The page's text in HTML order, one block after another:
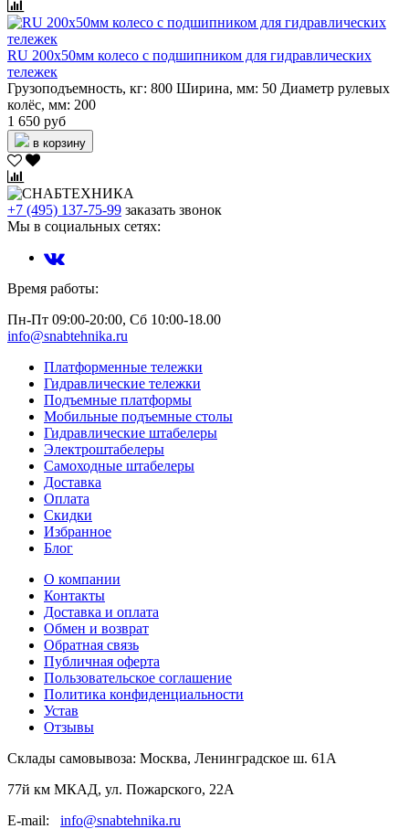
RU 200х50мм колесо с подшипником для гидравлических
тележек
Грузоподъемность, кг: 800 Ширина, мм: 50 Диаметр рулевых
колёс, мм: 200
1 650 руб
в корзину
+7 (495) 137-75-99 заказать звонок
Мы в социальных сетях:
Время работы:
Пн-Пт 09:00-20:00, Сб 10:00-18.00
info@snabtehnika.ru
Платформенные тележки
Гидравлические тележки
Подъемные платформы
Мобильные подъемные столы
Гидравлические штабелеры
Электроштабелеры
Самоходные штабелеры
Доставка
Оплата
Скидки
Избранное
Блог
О компании
Контакты
Доставка и оплата
Обмен и возврат
Обратная связь
Публичная оферта
Пользовательское соглашение
Политика конфиденциальности
Устав
Отзывы
Склады самовывоза: Москва, Ленинградское ш. 61А
77й км МКАД, ул. Пожарского, 22А
E-mail: info@snabtehnika.ru